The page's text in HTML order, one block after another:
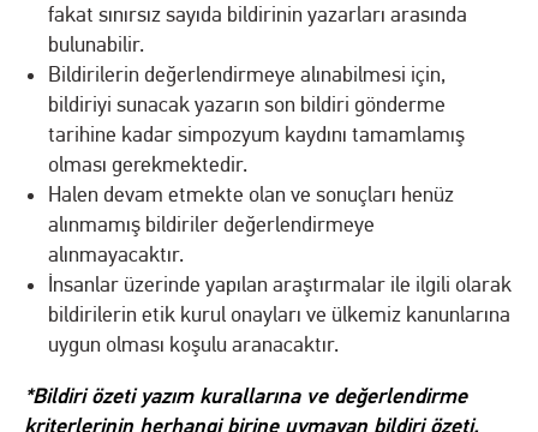
fakat sınırsız sayıda bildirinin yazarları arasında
bulunabilir.
Bildirilerin değerlendirmeye alınabilmesi için,
bildiriyi sunacak yazarın son bildiri gönderme
tarihine kadar simpozyum kaydını tamamlamış
olması gerekmektedir.
Halen devam etmekte olan ve sonuçları henüz
alınmamış bildiriler değerlendirmeye
alınmayacaktır.
İnsanlar üzerinde yapılan araştırmalar ile ilgili olarak
bildirilerin etik kurul onayları ve ülkemiz kanunlarına
uygun olması koşulu aranacaktır.
*Bildiri özeti yazım kurallarına ve değerlendirme
kriterlerinin herhangi birine uymayan bildiri özeti,